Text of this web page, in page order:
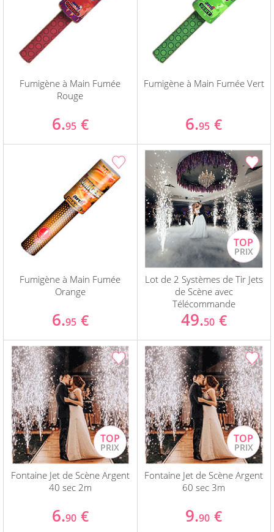
Fumigène à Main Fumée
Rouge
6.95 €
Fumigène à Main Fumée Vert
6.95 €
Fumigène à Main Fumée
Orange
6.95 €
Lot de 2 Systèmes de Tir Jets
de Scène avec
Télécommande
49.50 €
Fontaine Jet de Scène Argent
40 sec 2m
6.90 €
Fontaine Jet de Scène Argent
60 sec 3m
9.90 €